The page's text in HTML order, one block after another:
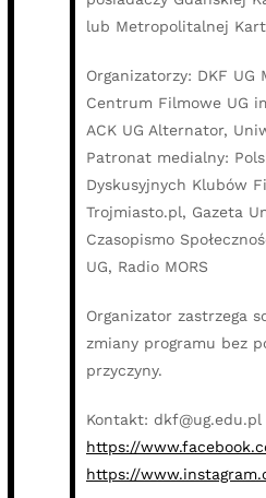
lub Metropolitalnej
Organizatorzy: DKF UG
Centrum Filmowe UG
ACK UG Alternator,
Patronat medialny:
Dyskusyjnych Klubów
Trojmiasto.pl, Gazeta
Czasopismo
UG, Radio MORS
Organizator zastrzega
zmiany programu bez
przyczyny.
Kontakt: dkf@ug.edu.pl
https://
https://